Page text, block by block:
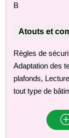
B
Atouts et
Règles de
Adaptation des
plafonds,
tout type de